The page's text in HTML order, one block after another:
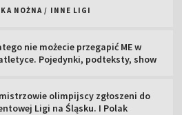
NOŻNA / INNE LIGI
nie możecie przegapić ME w
Pojedynki, podteksty, show
olimpijscy zgłoszeni do
Ligi na Śląsku. I Polak